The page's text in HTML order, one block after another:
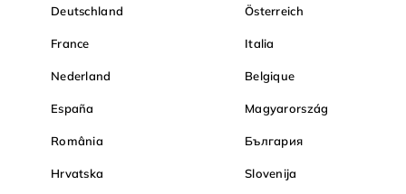
Deutschland Österreich
France Italia
Nederland Belgique
España Magyarország
România България
Hrvatska Slovenija